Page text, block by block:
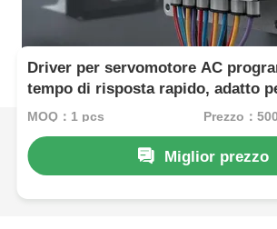
Driver per servomotore AC
tempo di risposta rapido, adatto
da stampa e integrazione robotica
MOQ：1 pcs Prezzo：
Miglior prezzo